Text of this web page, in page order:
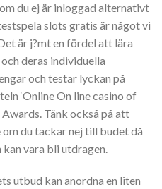
du ej är inloggad alternativt
slots gratis är något vi
är j?mt en fördel att lära
deras individuella
och testar lyckan på
‘Online On line casino of
Tänk också på att
du tackar nej till budet då
vara bli utdragen.
utbud kan anordna en liten